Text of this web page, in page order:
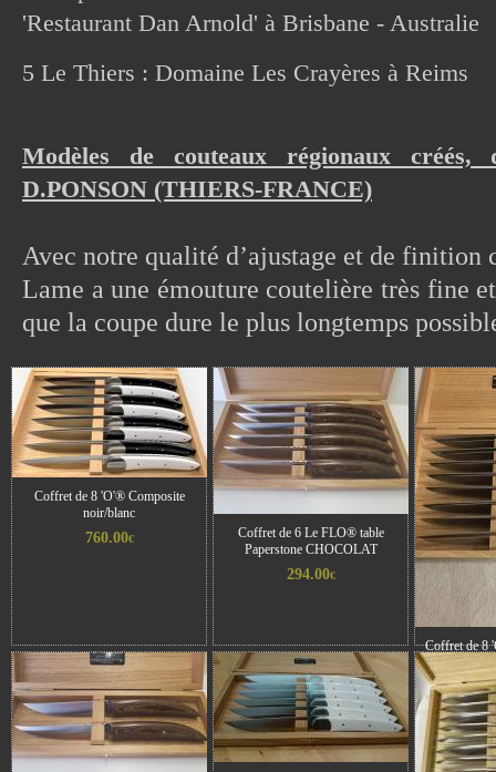
'Restaurant Dan Arnold' à Brisbane - Australie
5 Le Thiers : Domaine Les Crayères à Reims
Modèles de couteaux régionaux créés,
D.PONSON (THIERS-FRANCE)
Avec notre qualité d’ajustage et de finition
Lame a une émouture coutelière très fine
que la coupe dure le plus longtemps
Coffret de 8 'O'® Composite
noir/blanc
760.00€
Coffret de 6 Le FLO® table
Paperstone CHOCOLAT
294.00€
Coffret de 8